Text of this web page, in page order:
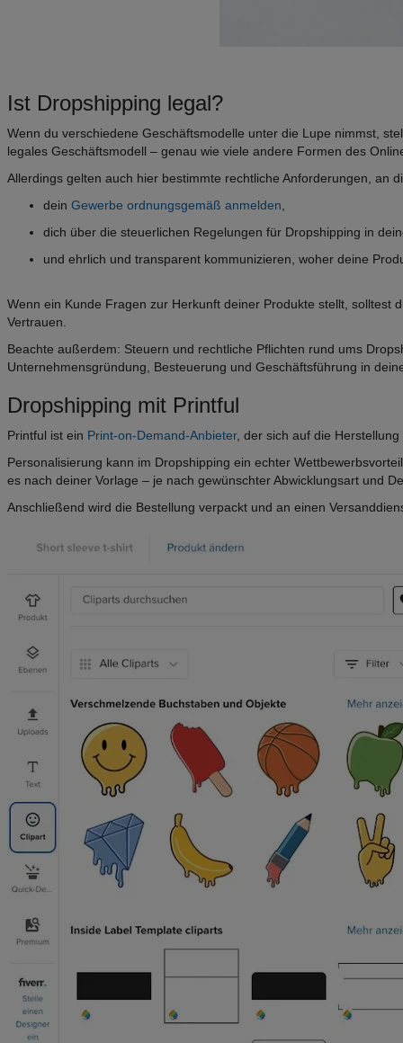
Ist Dropshipping legal?
Wenn du verschiedene Geschäftsmodelle unter die Lupe nimmst,
legales Geschäftsmodell – genau wie viele andere Formen des
Allerdings gelten auch hier bestimmte rechtliche Anforderungen, an
dein Gewerbe ordnungsgemäß anmelden
dich über die steuerlichen Regelungen für Dropshipping in
und ehrlich und transparent kommunizieren, woher deine
Wenn ein Kunde Fragen zur Herkunft deiner Produkte stellt, solltest
Vertrauen.
Beachte außerdem: Steuern und rechtliche Pflichten rund ums
Unternehmensgründung, Besteuerung und Geschäftsführung in
Dropshipping mit Printful
Printful ist ein Print-on-Demand-Anbieter, der sich auf die
Personalisierung kann im Dropshipping ein echter
es nach deiner Vorlage – je nach gewünschter Abwicklungsart und
Anschließend wird die Bestellung verpackt und an einen